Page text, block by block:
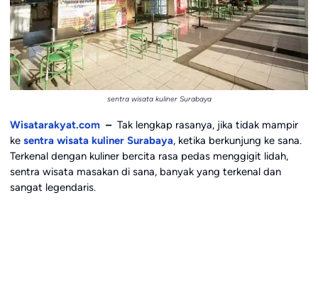
sentra wisata kuliner Surabaya
Wisatarakyat.com – Tak lengkap rasanya, jika tidak mampir
ke sentra wisata kuliner Surabaya, ketika berkunjung ke sana.
Terkenal dengan kuliner bercita rasa pedas menggigit lidah,
sentra wisata masakan di sana, banyak yang terkenal dan
sangat legendaris.